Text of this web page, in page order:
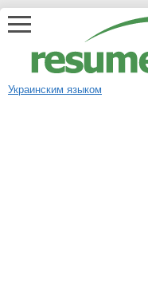
Украинским языком